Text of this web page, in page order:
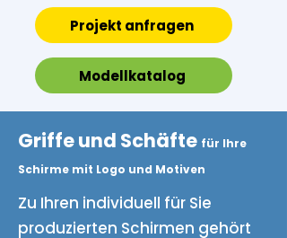
Projekt anfragen
Modellkatalog
Griffe und Schäfte für Ihre
Schirme mit Logo und Motiven
Zu Ihren individuell für Sie
produzierten Schirmen gehört